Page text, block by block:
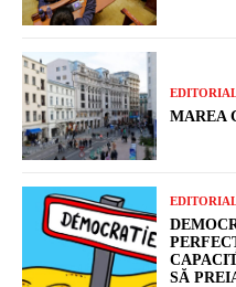
MAREA
SĂ